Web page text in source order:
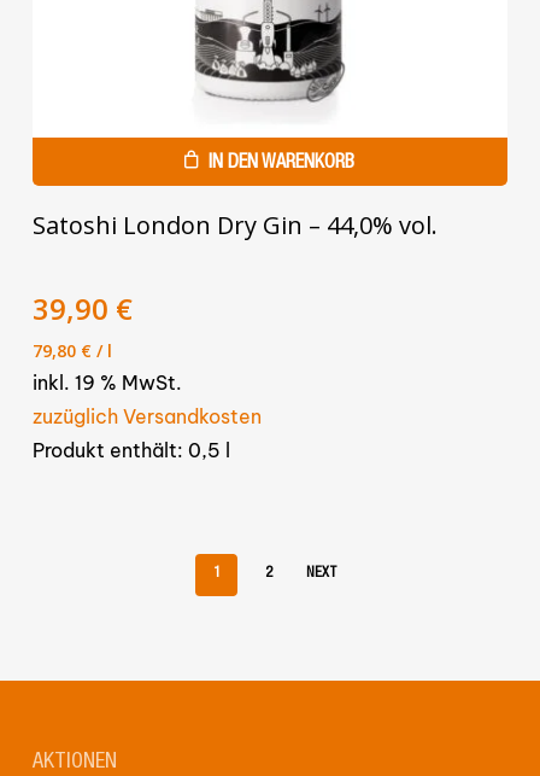
IN DEN WARENKORB
Satoshi London Dry Gin – 44,0% vol.
Ursprünglicher
Preis
war:
44,90 €
39,90 €Aktueller
ist:
39,90 €.
79,80 €/ l
inkl. 19 % MwSt.
zuzüglich Versandkosten
Produkt enthält: 0,5
1 2 NEXT
AKTIONEN